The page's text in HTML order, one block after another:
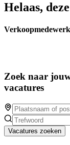
Helaas,
Zoek naar
vacatures
Vacatures zoeken